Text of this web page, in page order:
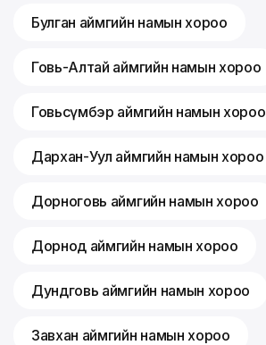
Булган аймгийн намын хороо
Говь-Алтай аймгийн намын хороо
Говьсүмбэр аймгийн намын хороо
Дархан-Уул аймгийн намын хороо
Дорноговь аймгийн намын хороо
Дорнод аймгийн намын хороо
Дундговь аймгийн намын хороо
Завхан аймгийн намын хороо